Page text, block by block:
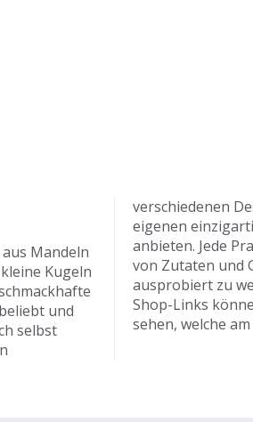
Mandeln
Kugeln
und
selbst
verschiedenen
eigenen
anbieten. Jede
von Zutaten und
ausprobiert zu
Shop-Links
sehen, welche